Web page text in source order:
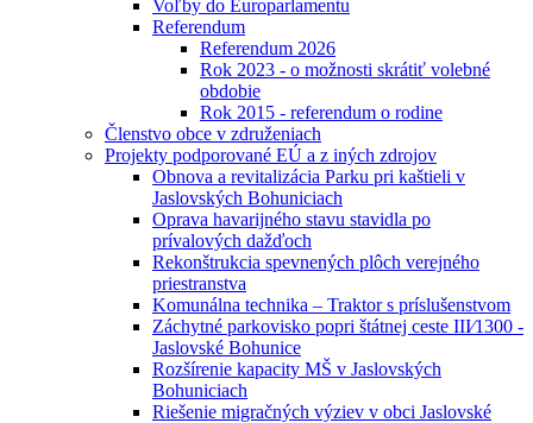
Voľby do Europarlamentu
Referendum
Referendum 2026
Rok 2023 - o možnosti skrátiť volebné
obdobie
Rok 2015 - referendum o rodine
Členstvo obce v združeniach
Projekty podporované EÚ a z iných zdrojov
Obnova a revitalizácia Parku pri kaštieli v
Jaslovských Bohuniciach
Oprava havarijného stavu stavidla po
prívalových dažďoch
Rekonštrukcia spevnených plôch verejného
priestranstva
Komunálna technika – Traktor s príslušenstvom
Záchytné parkovisko popri štátnej ceste III⁄1300 -
Jaslovské Bohunice
Rozšírenie kapacity MŠ v Jaslovských
Bohuniciach
Riešenie migračných výziev v obci Jaslovské